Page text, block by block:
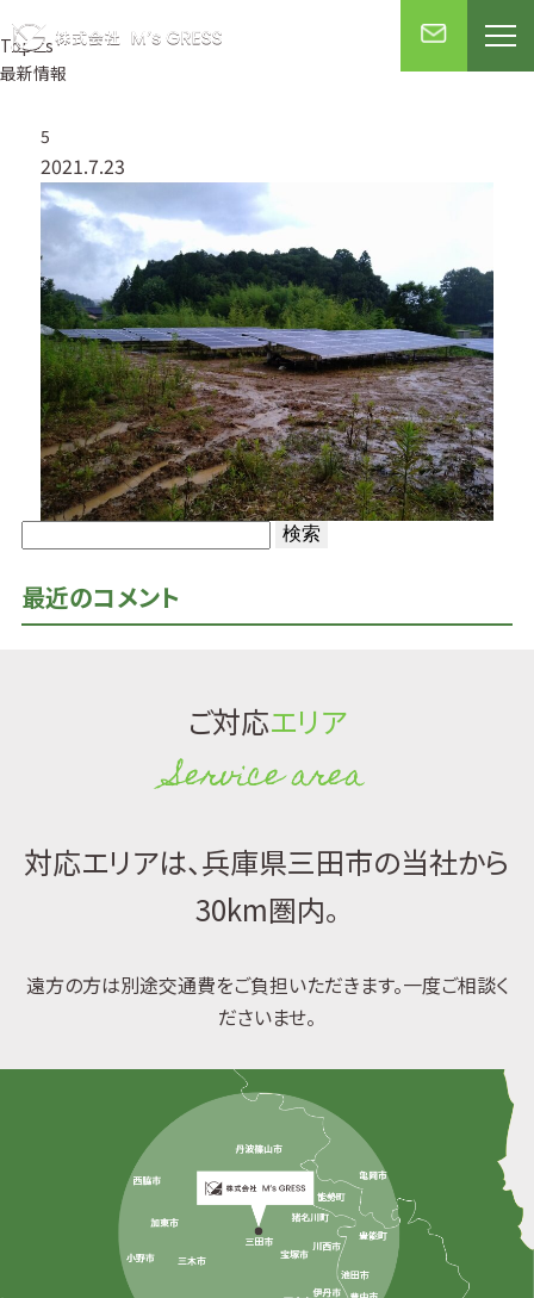
Topics
最新情報
最近のコメント
5
2021.7.23
ご対応エリア
Service area
対応エリアは、兵庫県三田市の当社から
30km圏内。
遠方の方は別途交通費をご負担いただきます。一度ご相談く
ださいませ。